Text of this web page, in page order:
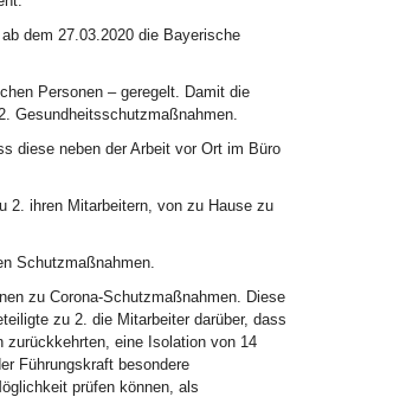
dem 27.03.2020 die Bayerische
Personen – geregelt. Damit die
Gesundheitsschutzmaßnahmen.
diese neben der Arbeit vor Ort im Büro
2. ihren Mitarbeitern, von zu Hause zu
Schutzmaßnahmen.
zu Corona-Schutzmaßnahmen. Diese
zu 2. die Mitarbeiter darüber, dass
zurückkehrten, eine Isolation von 14
Führungskraft besondere
prüfen können, als